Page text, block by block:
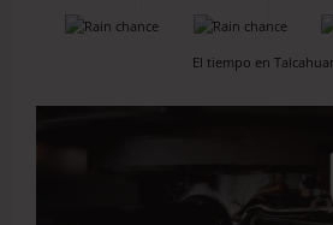
- -
El tiempo en